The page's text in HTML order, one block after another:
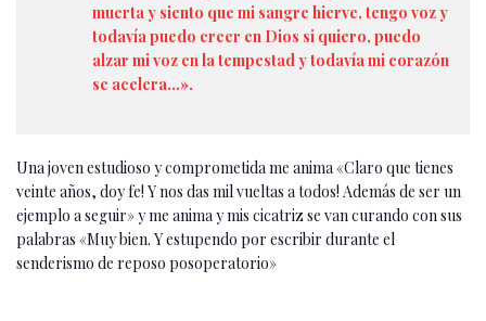
muerta y siento que mi sangre hierve, tengo voz y
todavía puedo creer en Dios si quiero, puedo
alzar mi voz en la tempestad y todavía mi corazón
se acelera…».
Una joven estudioso y comprometida me anima «Claro que tienes
veinte años, doy fe! Y nos das mil vueltas a todos! Además de ser un
ejemplo a seguir» y me anima y mis cicatriz se van curando con sus
palabras «Muy bien. Y estupendo por escribir durante el
senderismo de reposo posoperatorio»